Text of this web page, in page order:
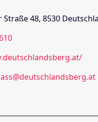
Salzburg
Straße 48, 8530